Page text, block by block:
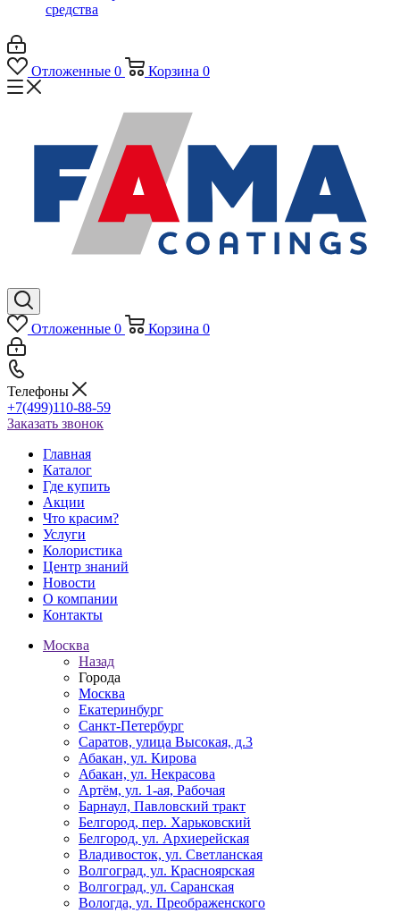
средства
Отложенные 0 Корзина 0
Отложенные 0 Корзина 0
Телефоны
+7(499)110-88-59
Заказать звонок
Главная
Каталог
Где купить
Акции
Что красим?
Услуги
Колористика
Центр знаний
Новости
О компании
Контакты
Москва
Назад
Города
Москва
Екатеринбург
Санкт-Петербург
Саратов, улица Высокая, д.3
Абакан, ул. Кирова
Абакан, ул. Некрасова
Артём, ул. 1-ая, Рабочая
Барнаул, Павловский тракт
Белгород, пер. Харьковский
Белгород, ул. Архиерейская
Владивосток, ул. Светланская
Волгоград, ул. Красноярская
Волгоград, ул. Саранская
Вологда, ул. Преображенского